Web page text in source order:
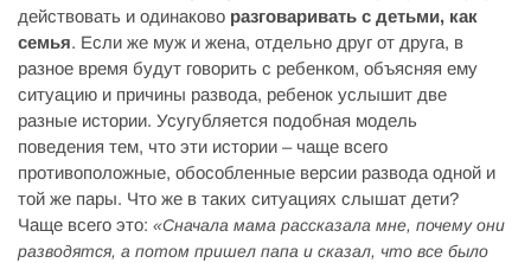
действовать и одинаково разговаривать с детьми, как
семья. Если же муж и жена, отдельно друг от друга, в
разное время будут говорить с ребенком, объясняя ему
ситуацию и причины развода, ребенок услышит две
разные истории. Усугубляется подобная модель
поведения тем, что эти истории – чаще всего
противоположные, обособленные версии развода одной и
той же пары. Что же в таких ситуациях слышат дети?
Чаще всего это: «Сначала мама рассказала мне, почему они
разводятся, а потом пришел папа и сказал, что все было